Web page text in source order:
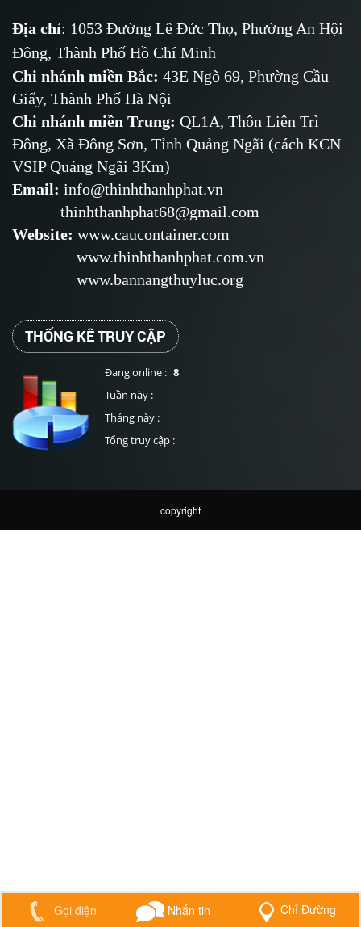
Địa chỉ: 1053 Đường Lê Đức Thọ, Phường An Hội
Đông, Thành Phố Hồ Chí Minh
Chi nhánh miền Bắc: 43E Ngõ 69, Phường Cầu
Giấy, Thành Phố Hà Nội
Chi nhánh miền Trung: QL1A, Thôn Liên Trì
Đông, Xã Đông Sơn, Tỉnh Quảng Ngãi (cách KCN
VSIP Quảng Ngãi 3Km)
Email: info@thinhthanhphat.vn
thinhthanhphat68@gmail.com
Website: www.caucontainer.com
www.thinhthanhphat.com.vn
www.bannangthuyluc.org
THỐNG KÊ TRUY CẬP
Đang online : 8
Tuần này :
Tháng này :
Tổng truy cập :
copyright
Gọi điện Nhắn tin Chỉ Đường